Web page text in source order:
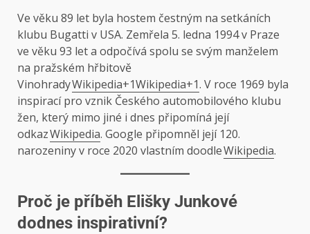
Ve věku 89 let byla hostem čestným na setkáních
klubu Bugatti v USA. Zemřela 5. ledna 1994 v Praze
ve věku 93 let a odpočívá spolu se svým manželem
na pražském hřbitově
VinohradyWikipedia+1Wikipedia+1. V roce 1969 byla
inspirací pro vznik Českého automobilového klubu
žen, který mimo jiné i dnes připomíná její
odkazWikipedia. Google připomněl její 120.
narozeniny v roce 2020 vlastním doodleWikipedia.
Proč je příběh Elišky Junkové
dodnes inspirativní?